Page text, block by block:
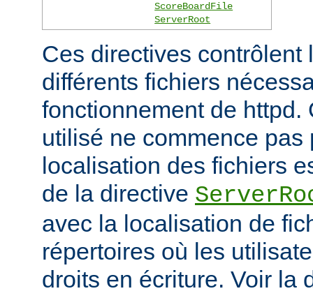
ScoreBoardFile
ServerRoot
Ces directives contrôlent
différents fichiers
fonctionnement de httpd.
utilisé ne commence pas
localisation des fichiers
de la directive
avec la localisation de
répertoires où les
droits en écriture. Voir la